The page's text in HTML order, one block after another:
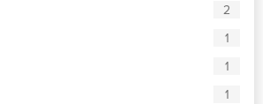
2
1
1
1